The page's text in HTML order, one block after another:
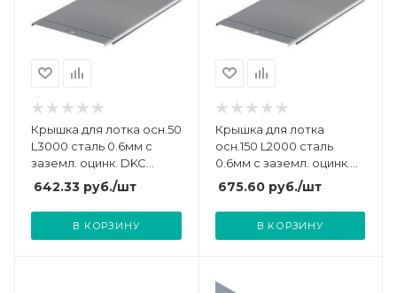
Крышка для лотка осн.50
L3000 сталь 0.6мм с
заземл. оцинк. DKC
35520
642.33 руб./шт
В КОРЗИНУ
Крышка для лотка
осн.150 L2000 сталь
0.6мм с заземл. оцинк.
DKC 35513
675.60руб./шт
В КОРЗИНУ